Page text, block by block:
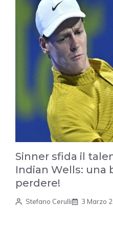
Sinner sfida il
Indian Wells: una
perdere!
Stefano Cerulli 3 Marzo